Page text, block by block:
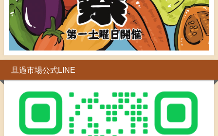
旦過市場公式LINE